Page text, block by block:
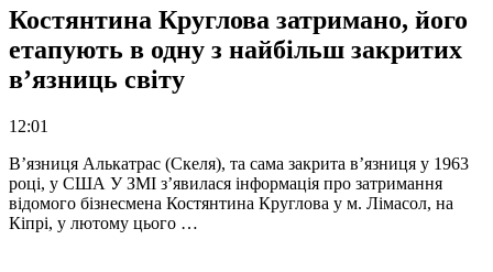
Костянтина Круглова затримано, його
етапують в одну з найбільш закритих
в’язниць світу
12:01
В’язниця Алькатрас (Скеля), та сама закрита в’язниця у 1963
році, у США У ЗМІ з’явилася інформація про затримання
відомого бізнесмена Костянтина Круглова у м. Лімасол, на
Кіпрі, у лютому цього …